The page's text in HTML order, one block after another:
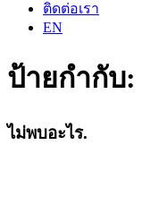
ติดต่อเรา
EN
ป้ายกำกับ:
ไม่พบอะไร.